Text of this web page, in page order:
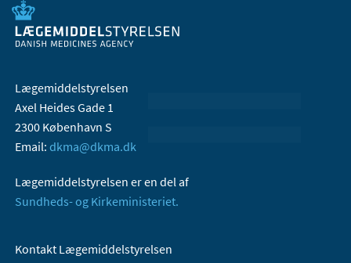
Lægemiddelstyrelsen
Axel Heides Gade 1
2300 København S
Email: dkma@dkma.dk
Lægemiddelstyrelsen er en del af
Sundheds- og Kirkeministeriet.
Kontakt Lægemiddelstyrelsen